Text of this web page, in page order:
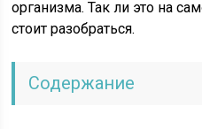
организма. Так ли это на
стоит разобраться.
Содержание